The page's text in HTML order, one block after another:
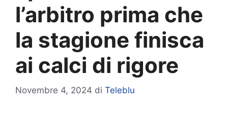
l’arbitro prima che
la stagione finisca
ai calci di rigore
Novembre 4, 2024 di Teleblu